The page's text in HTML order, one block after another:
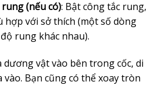
(nếu có): Bật công tắc rung,
hợp với sở thích (một số dòng
rung khác nhau).
dương vật vào bên trong cốc, di
Bạn cũng có thể xoay tròn